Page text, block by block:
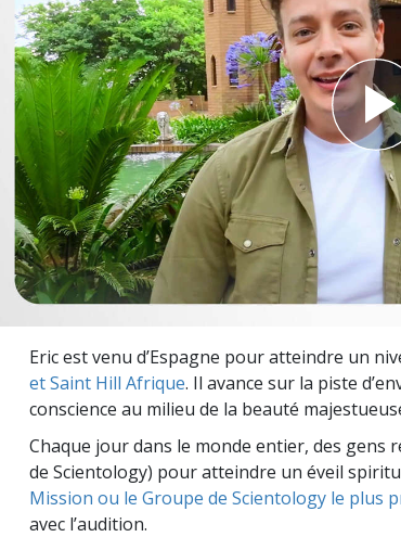
Qu’est-ce que la grandeur ?
Eric est venu d’Espagne pour atteindre un
et Saint Hill Afrique. Il avance sur la piste
conscience au milieu de la beauté
Chaque jour dans le monde entier, des gens
de Scientology) pour atteindre un éveil
Mission ou le Groupe de Scientology le plus
avec l’audition.